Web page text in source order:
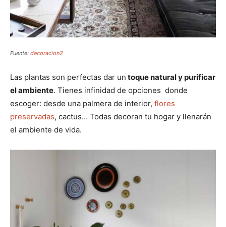
Fuente: decoracion2
Las plantas son perfectas dar un toque natural y purificar
el ambiente. Tienes infinidad de opciones donde
escoger: desde una palmera de interior, flores
preservadas, cactus… Todas decoran tu hogar y llenarán
el ambiente de vida.